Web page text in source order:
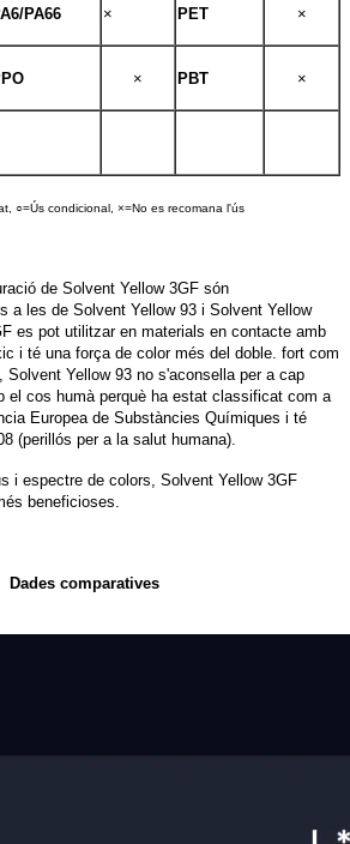
PA66 × PET ×
× PBT ×
○=Ús condicional, ×=No es recomana l'ús
de Solvent Yellow 3GF són
a les de Solvent Yellow 93 i Solvent Yellow
es pot utilitzar en materials en contacte amb
i té una força de color més del doble. fort com
Solvent Yellow 93 no s'aconsella per a cap
el cos humà perquè ha estat classificat com a
Europea de Substàncies Químiques i té
(perillós per a la salut humana).
i espectre de colors, Solvent Yellow 3GF
beneficioses.
Dades comparatives